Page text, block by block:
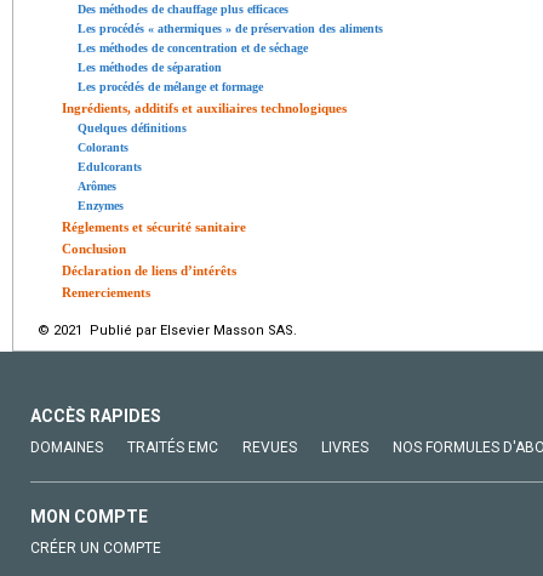
Des méthodes de chauffage plus efficaces
Les procédés « athermiques » de préservation des aliments
Les méthodes de concentration et de séchage
Les méthodes de séparation
Les procédés de mélange et formage
Ingrédients, additifs et auxiliaires technologiques
Quelques définitions
Colorants
Edulcorants
Arômes
Enzymes
Réglements et sécurité sanitaire
Conclusion
Déclaration de liens d’intérêts
Remerciements
© 2021 Publié par Elsevier Masson SAS.
ACCÈS RAPIDES
DOMAINES TRAITÉS EMC REVUES LIVRES NOS FORMULES
MON COMPTE
CRÉER UN COMPTE